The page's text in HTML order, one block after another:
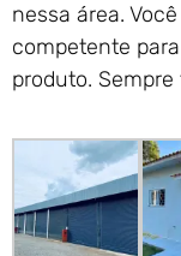
nessa área.
competente
produto.